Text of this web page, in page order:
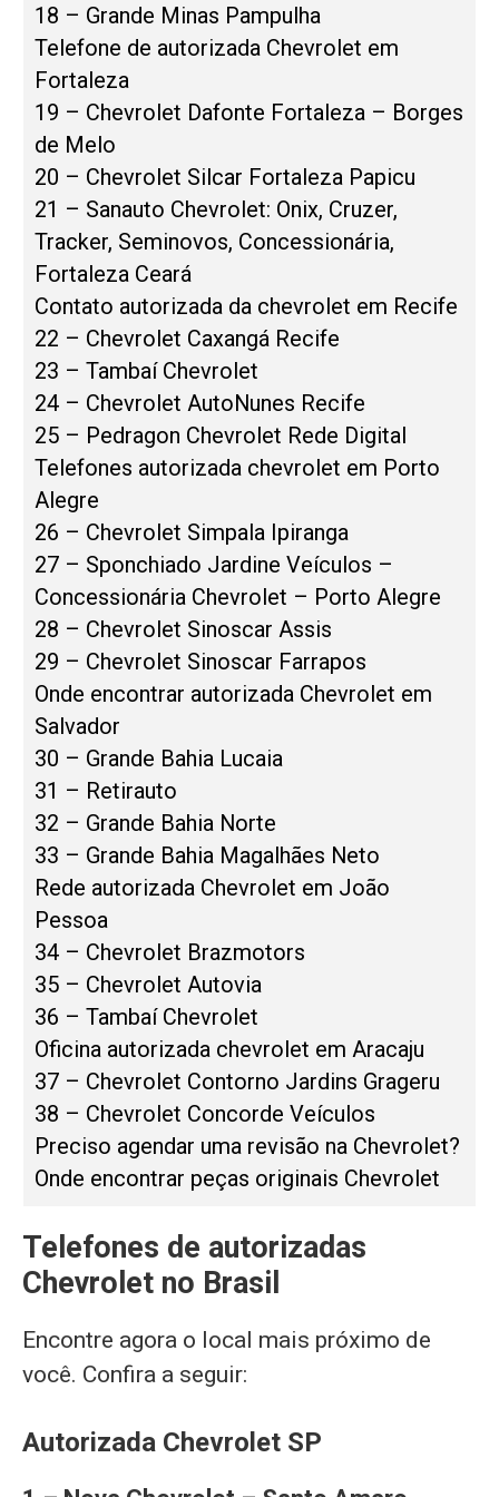
18 – Grande Minas Pampulha
Telefone de autorizada Chevrolet em
Fortaleza
19 – Chevrolet Dafonte Fortaleza – Borges
de Melo
20 – Chevrolet Silcar Fortaleza Papicu
21 – Sanauto Chevrolet: Onix, Cruzer,
Tracker, Seminovos, Concessionária,
Fortaleza Ceará
Contato autorizada da chevrolet em Recife
22 – Chevrolet Caxangá Recife
23 – Tambaí Chevrolet
24 – Chevrolet AutoNunes Recife
25 – Pedragon Chevrolet Rede Digital
Telefones autorizada chevrolet em Porto
Alegre
26 – Chevrolet Simpala Ipiranga
27 – Sponchiado Jardine Veículos –
Concessionária Chevrolet – Porto Alegre
28 – Chevrolet Sinoscar Assis
29 – Chevrolet Sinoscar Farrapos
Onde encontrar autorizada Chevrolet em
Salvador
30 – Grande Bahia Lucaia
31 – Retirauto
32 – Grande Bahia Norte
33 – Grande Bahia Magalhães Neto
Rede autorizada Chevrolet em João
Pessoa
34 – Chevrolet Brazmotors
35 – Chevrolet Autovia
36 – Tambaí Chevrolet
Oficina autorizada chevrolet em Aracaju
37 – Chevrolet Contorno Jardins Grageru
38 – Chevrolet Concorde Veículos
Preciso agendar uma revisão na Chevrolet?
Onde encontrar peças originais Chevrolet
Telefones de autorizadas
Chevrolet no Brasil
Encontre agora o local mais próximo de
você. Confira a seguir:
Autorizada Chevrolet SP